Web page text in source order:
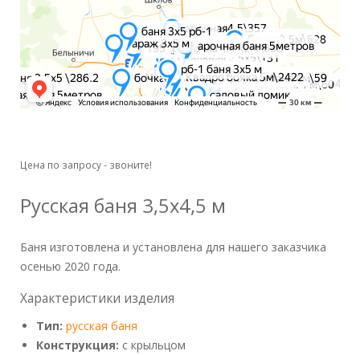
Цена по запросу - звоните!
Русская баня 3,5x4,5 м
Баня изготовлена и установлена для нашего заказчика
осенью 2020 года.
Характеристики изделия
Тип: русская баня
Конструкция: с крыльцом